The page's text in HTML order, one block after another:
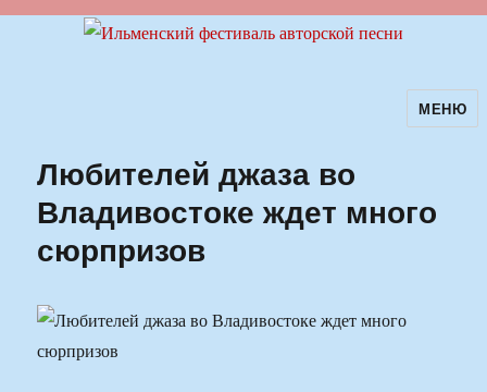
Ильменский фестиваль авторскойМЕНЮ
Любителей джаза во
Владивостоке ждет много
сюрпризов